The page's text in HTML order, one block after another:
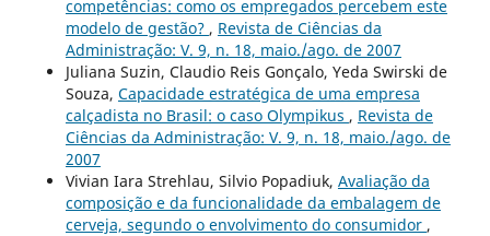
competências: como os empregados percebem este
modelo de gestão? , Revista de Ciências da
Administração: V. 9, n. 18, maio./ago. de 2007
Juliana Suzin, Claudio Reis Gonçalo, Yeda Swirski de
Souza, Capacidade estratégica de uma empresa
calçadista no Brasil: o caso Olympikus , Revista de
Ciências da Administração: V. 9, n. 18, maio./ago. de
2007
Vivian Iara Strehlau, Silvio Popadiuk, Avaliação da
composição e da funcionalidade da embalagem de
cerveja, segundo o envolvimento do consumidor ,